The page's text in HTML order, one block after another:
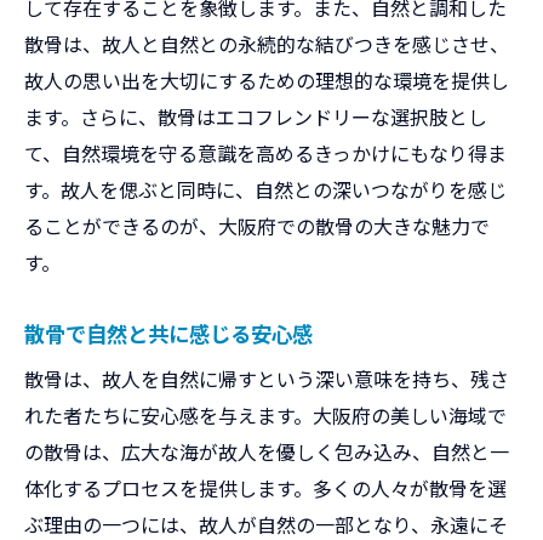
して存在することを象徴します。また、自然と調和した
散骨は、故人と自然との永続的な結びつきを感じさせ、
故人の思い出を大切にするための理想的な環境を提供し
ます。さらに、散骨はエコフレンドリーな選択肢とし
て、自然環境を守る意識を高めるきっかけにもなり得ま
す。故人を偲ぶと同時に、自然との深いつながりを感じ
ることができるのが、大阪府での散骨の大きな魅力で
す。
散骨で自然と共に感じる安心感
散骨は、故人を自然に帰すという深い意味を持ち、残さ
れた者たちに安心感を与えます。大阪府の美しい海域で
の散骨は、広大な海が故人を優しく包み込み、自然と一
体化するプロセスを提供します。多くの人々が散骨を選
ぶ理由の一つには、故人が自然の一部となり、永遠にそ